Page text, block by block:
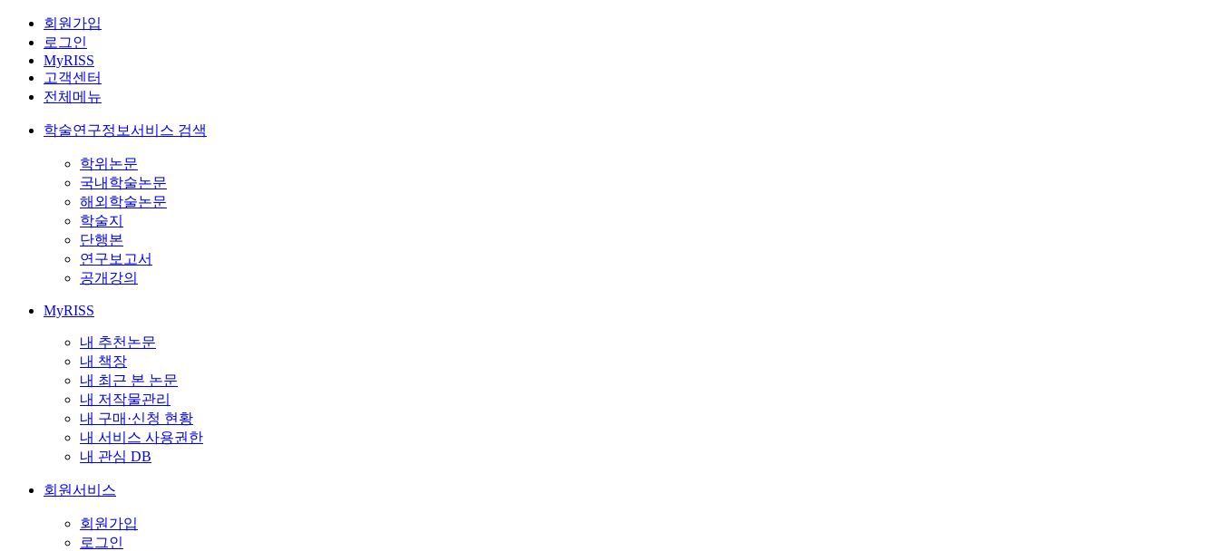
회원가입
로그인
MyRISS
고객센터
전체메뉴
학술연구정보서비스 검색
학위논문
국내학술논문
해외학술논문
학술지
단행본
연구보고서
공개강의
MyRISS
내 추천논문
내 책장
내 최근 본 논문
내 저작물관리
내 구매·신청 현황
내 서비스 사용권한
내 관심 DB
회원서비스
회원가입
로그인